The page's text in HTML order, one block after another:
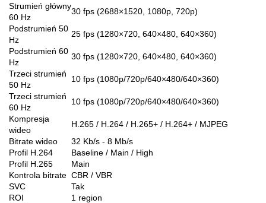
Strumień główny
60 Hz
30 fps (2688×1520, 1080p, 720p)
Podstrumień 50
Hz
25 fps (1280×720, 640×480, 640×360)
Podstrumień 60
Hz
30 fps (1280×720, 640×480, 640×360)
Trzeci strumień
50 Hz
10 fps (1080p/720p/640×480/640×360)
Trzeci strumień
60 Hz
10 fps (1080p/720p/640×480/640×360)
Kompresja
wideo
H.265 / H.264 / H.265+ / H.264+ / MJPEG
Bitrate wideo
32 Kb/s - 8 Mb/s
Profil H.264
Baseline / Main / High
Profil H.265
Main
Kontrola bitrate CBR / VBR
SVC
Tak
ROI
1 region